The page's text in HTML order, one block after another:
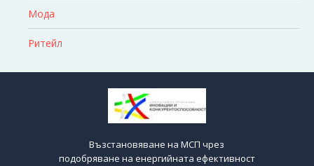
Мода
Ритейл
Възстановяване на МСП чрез
подобряване на енергийната ефективност